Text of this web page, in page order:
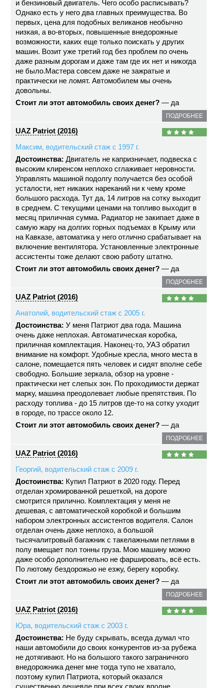
и бензиновый двигатель. Чего особо расписывать?
Однако есть у него два главных преимущества. Во
первых, цена для подобных великанов необычно
низкая, а во-вторых, повышенные внедорожные
возможности, каких еще только поискать у других
машин. Возит уже третий год без проблем по очень
даже разным дорогам и даже там где их нет и никогда
не было.Мастера совсем даже не зажратые и
практически не ломят. Автомобилем мы очень
довольны.
Стоит ли этот автомобиль своих денег? — да
ПОДРОБНЕЕ
UAZ Patriot (2016)
Максим, водительский стаж с 1997 г.
Достоинства: Двигатель не капризничает, подвеска с
высоким клиренсом неплохо сглаживает неровности.
Управлять машиной подолгу получается без особой
усталости, нет никаких нареканий ни к чему кроме
большого расхода. Тут да, 14 литров на сотку выходит
в среднем. С текущими ценами на топливо выходит в
месяц приличная сумма. Радиатор не закипает даже в
самую жару на долгих горных подъемах в Крыму или
на Кавказе, автоматика у него отлично срабатывает на
включение вентилятора. Установленные электронные
ассистенты тоже делают свою работу штатно.
Стоит ли этот автомобиль своих денег? — да
ПОДРОБНЕЕ
UAZ Patriot (2016)
Анатолий, водительский стаж с 2005 г.
Достоинства: У меня Патриот два года. Машина
очень даже неплохая. Автоматическая коробка,
приличная комплектация. Наконец-то, УАЗ обратил
внимание на комфорт. Удобные кресла, много места в
салоне, помещается пять человек и сидят вполне себе
свободно. Большие зеркала, обзор на уровне -
практически нет слепых зон. По проходимости держат
марку, машина преодолевает любые препятствия. По
расходу топлива - до 15 литров где-то на сотку уходит
в городе, по трассе около 12.
Стоит ли этот автомобиль своих денег? — да
ПОДРОБНЕЕ
UAZ Patriot (2016)
Георгий, водительский стаж с 2009 г.
Достоинства: Купил Патриот в 2020 году. Перед
отделан хромированной решеткой, на дороге
смотрится прилично. Комплектация у меня не
дешевая, с автоматической коробкой и большим
набором электронных ассистентов водителя. Салон
отделан очень даже неплохо, а большой
тысячалитровый багажник с такелажными петлями в
полу вмещает пол тонны груза. Мою машину можно
даже особо дополнительно не фаршировать, всё есть.
По лютому бездорожью не езжу, берегу коробку.
Стоит ли этот автомобиль своих денег? — да
ПОДРОБНЕЕ
UAZ Patriot (2016)
Юра, водительский стаж с 2003 г.
Достоинства: Не буду скрывать, всегда думал что
наши автомобили до своих конкурентов из-за рубежа
не дотягивают. Но на большого такого заграничного
внедорожника денег мне тогда тупо не хватало,
поэтому купил Патриота, который оказался
существенно дешевле при всех своих вполне